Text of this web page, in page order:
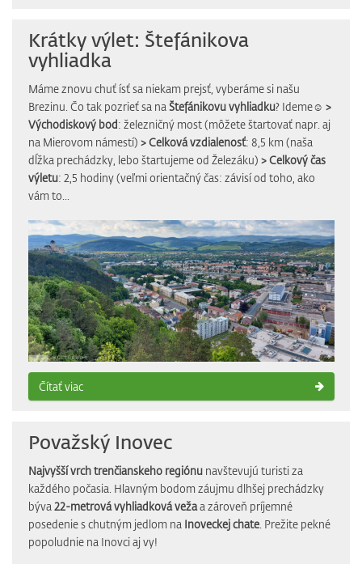
Krátky výlet: Štefánikova
vyhliadka
Máme znovu chuť ísť sa niekam prejsť, vyberáme si našu
Brezinu. Čo tak pozrieť sa na Štefánikovu vyhliadku? Ideme☺ >
Východiskový bod: železničný most (môžete štartovať napr. aj
na Mierovom námestí) > Celková vzdialenosť: 8,5 km (naša
dĺžka prechádzky, lebo štartujeme od Železáku) > Celkový čas
výletu: 2,5 hodiny (veľmi orientačný čas: závisí od toho, ako
vám to...
Čítať viac
Považský Inovec
Najvyšší vrch trenčianskeho regiónunavštevujú turisti za
každého počasia. Hlavným bodom záujmu dlhšej prechádzky
býva 22-metrová vyhliadková vežaa zároveň príjemné
posedenie s chutným jedlom na Inoveckej chate. Prežite pekné
popoludnie na Inovci aj vy!